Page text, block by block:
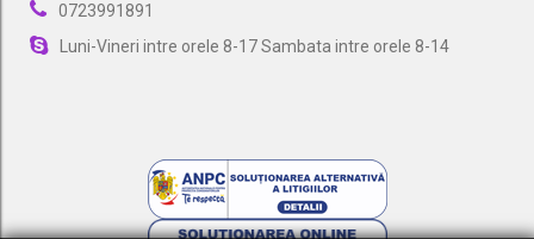
0723991891
Luni-Vineri intre orele 8-17 Sambata intre orele 8-14